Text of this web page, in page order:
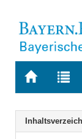
Zur
Zur